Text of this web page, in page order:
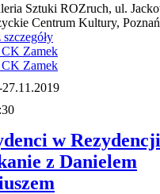
Sztuki ROZruch, ul.
Centrum Kultury, Poznań
27.11.2019
w
z Danielem